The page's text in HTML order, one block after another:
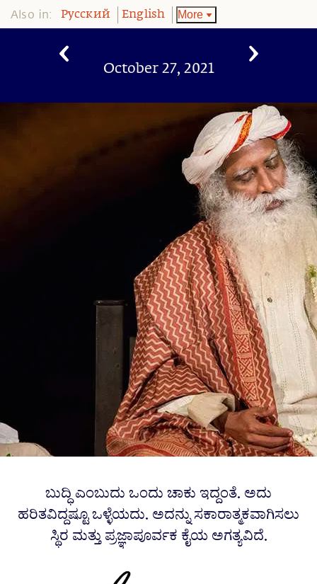
Also in: Pусский English More
October 27, 2021
ಬುದ್ಧಿ ಎಂಬುದು ಒಂದು ಚಾಕು ಇದ್ದಂತೆ. ಅದು
ಹರಿತವಿದ್ದಷ್ಟೂ ಒಳ್ಳೆಯದು. ಅದನ್ನು ಸಕಾರಾತ್ಮಕವಾಗಿಸಲು
ಸ್ಥಿರ ಮತ್ತು ಪ್ರಜ್ಞಾಪೂರ್ವಕ ಕೈಯ ಅಗತ್ಯವಿದೆ.